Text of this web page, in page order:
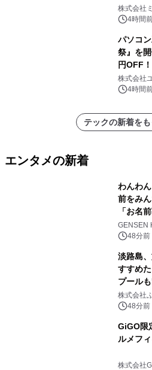
株式会社
4時間
パソコ
祭』を
円OFF！
株式会社
4時間
テックの新着を
エンタメの新着
わんわ
前をみ
「お名
(土)より
GENSEN
48分前
淡路島
すすめ
プール
日1組限
森」の握
株式会社
48分前
GiGO限
ルメフ
株式会社